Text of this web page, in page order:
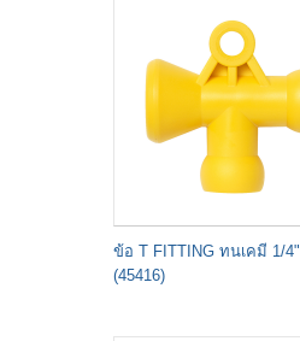
ข้อ T FITTING ทนเคมี 1/4"
(45416)